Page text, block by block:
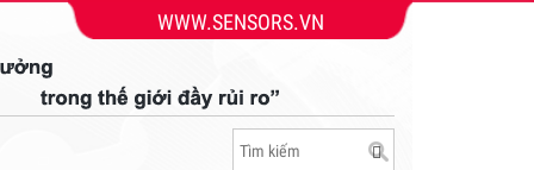
WWW.SENSORS.VN
điện